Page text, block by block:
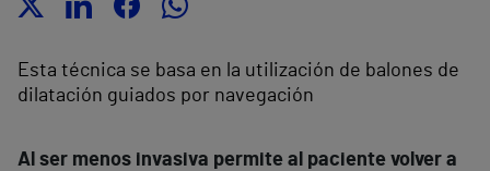
Esta técnica se basa en la utilización de balones de
dilatación guiados por navegación
Al ser menos invasiva permite al paciente volver a